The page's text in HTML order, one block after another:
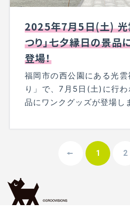
2025年7月5日(土) 光
つり」七夕縁日の景品
登場！
福岡市の西公園にある光
り」で、7月5日(土)に行
品にワンクグッズが登場し
1 2